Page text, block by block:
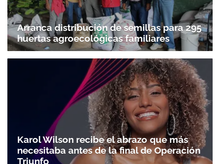
Arranca distribución de semillas para 295
huertas agroecológicas familiares
Karol Wilson recibe el abrazo que más
necesitaba antes de la final de Operación
Triunfo